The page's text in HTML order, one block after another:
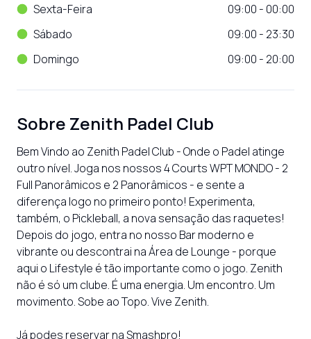
Sexta-Feira
09:00 - 00:00
Sábado
09:00 - 23:30
Domingo
09:00 - 20:00
Sobre Zenith Padel Club
Bem Vindo ao Zenith Padel Club - Onde o Padel atinge
outro nível. Joga nos nossos 4 Courts WPT MONDO - 2
Full Panorâmicos e 2 Panorâmicos - e sente a
diferença logo no primeiro ponto! Experimenta,
também, o Pickleball, a nova sensação das raquetes!
Depois do jogo, entra no nosso Bar moderno e
vibrante ou descontrai na Área de Lounge - porque
aqui o Lifestyle é tão importante como o jogo. Zenith
não é só um clube. É uma energia. Um encontro. Um
movimento. Sobe ao Topo. Vive Zenith.
Já podes reservar na Smashpro!